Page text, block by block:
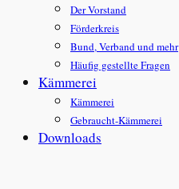
Der Vorstand
Förderkreis
Bund, Verband und mehr
Häufig gestellte Fragen
Kämmerei
Kämmerei
Gebraucht-Kämmerei
Downloads